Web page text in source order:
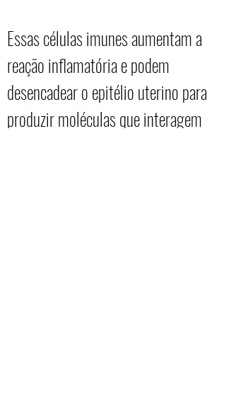
Essas células imunes aumentam a
reação inflamatória e podem
desencadear o epitélio uterino para
produzir moléculas que interagem